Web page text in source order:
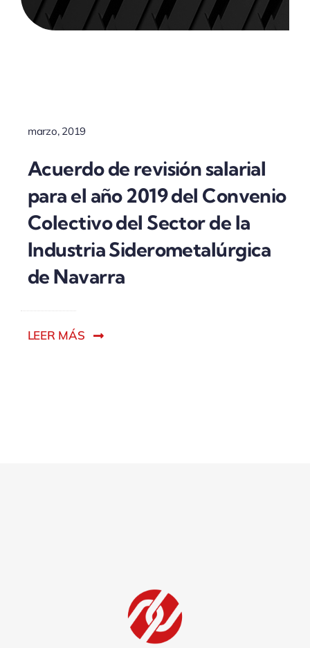
marzo, 2019
Acuerdo de revisión salarial
para el año 2019 del Convenio
Colectivo del Sector de la
Industria Siderometalúrgica
de Navarra
LEER MÁS